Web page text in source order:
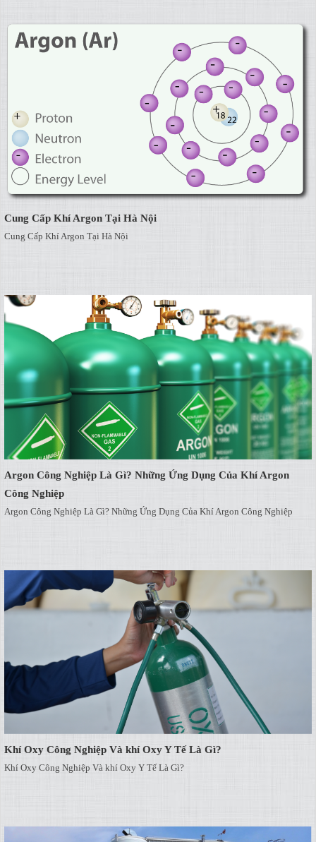
Cung Cấp Khí Argon Tại Hà Nội
Cung Cấp Khí Argon Tại Hà Nội
Argon Công Nghiệp Là Gì? Những Ứng Dụng Của Khí Argon
Công Nghiệp
Argon Công Nghiệp Là Gì? Những Ứng Dụng Của Khí Argon Công Nghiệp
Khí Oxy Công Nghiệp Và khí Oxy Y Tế Là Gì?
Khí Oxy Công Nghiệp Và khí Oxy Y Tế Là Gì?